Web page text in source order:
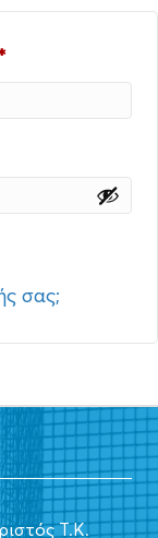
Απαιτείται
σας;
Τ.Κ.